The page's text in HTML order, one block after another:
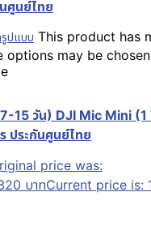
ศูนย์ไทย
รูปแบบ This product has
options may be
15 วัน) DJI Mic Mini (1
ประกันศูนย์ไทย
price was:
บาทCurrent price is: